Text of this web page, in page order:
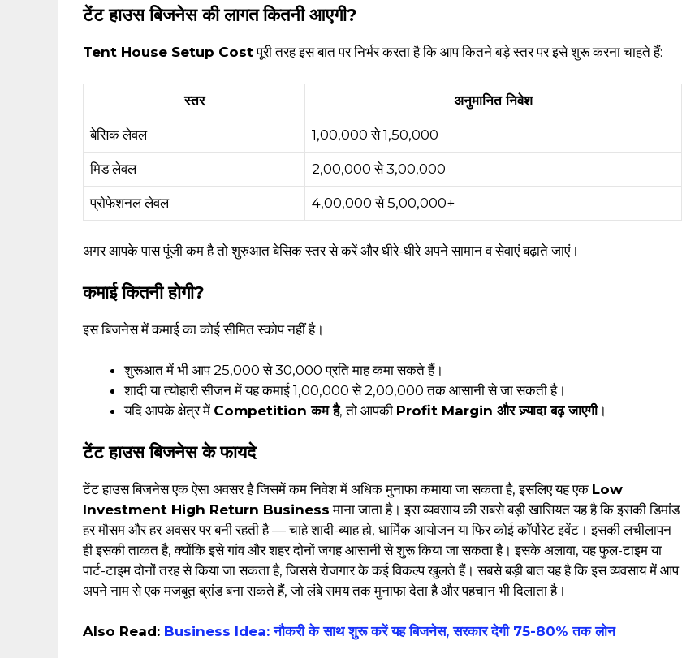
टेंट हाउस बिजनेस की लागत कितनी आएगी?
Tent House Setup Costपूरी तरह इस बात पर निर्भर करता है कि आप कितने बड़े स्तर पर इसे शुरू करना चाहते हैं:
स्तर अनुमानित निवेश
बेसिक लेवल ₹1,00,000 से ₹1,50,000
मिड लेवल ₹2,00,000 से ₹3,00,000
प्रोफेशनल लेवल ₹4,00,000 से ₹5,00,000+
अगर आपके पास पूंजी कम है तो शुरुआत बेसिक स्तर से करें और धीरे-धीरे अपने सामान व सेवाएं बढ़ाते जाएं।
कमाई कितनी होगी?
इस बिजनेस में कमाई का कोई सीमित स्कोप नहीं है।
शुरूआत में भी आप ₹25,000 से ₹30,000 प्रति माह कमा सकते हैं।
शादी या त्योहारी सीजन में यह कमाई ₹1,00,000 से ₹2,00,000 तक आसानी से जा सकती है।
यदि आपके क्षेत्र में Competition कम है, तो आपकी Profit Margin और ज़्यादा बढ़ जाएगी।
टेंट हाउस बिजनेस के फायदे
टेंट हाउस बिजनेस एक ऐसा अवसर है जिसमें कम निवेश में अधिक मुनाफा कमाया जा सकता है, इसलिए यह एक Low
Investment High Return Business माना जाता है। इस व्यवसाय की सबसे बड़ी खासियत यह है कि इसकी डिमांड
हर मौसम और हर अवसर पर बनी रहती है — चाहे शादी-ब्याह हो, धार्मिक आयोजन या फिर कोई कॉर्पोरेट इवेंट। इसकी लचीलापन
ही इसकी ताकत है, क्योंकि इसे गांव और शहर दोनों जगह आसानी से शुरू किया जा सकता है। इसके अलावा, यह फुल-टाइम या
पार्ट-टाइम दोनों तरह से किया जा सकता है, जिससे रोजगार के कई विकल्प खुलते हैं। सबसे बड़ी बात यह है कि इस व्यवसाय में आप
अपने नाम से एक मजबूत ब्रांड बना सकते हैं, जो लंबे समय तक मुनाफा देता है और पहचान भी दिलाता है।
Also Read: Business Idea: नौकरी के साथ शुरू करें यह बिजनेस, सरकार देगी 75-80% तक लोन